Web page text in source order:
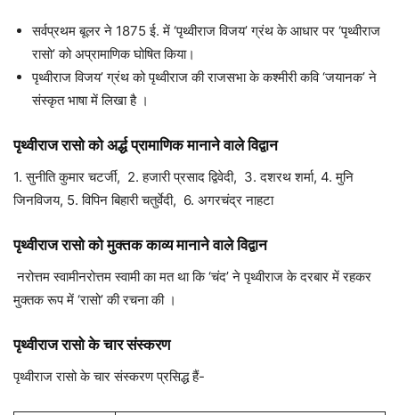
सर्वप्रथम बूलर ने 1875 ई. में ‘पृथ्वीराज विजय’ ग्रंथ के आधार पर ‘पृथ्वीराज
रासो’ को अप्रामाणिक घोषित किया।
पृथ्वीराज विजय’ ग्रंथ को पृथ्वीराज की राजसभा के कश्मीरी कवि ‘जयानक’ ने
संस्कृत भाषा में लिखा है ।
पृथ्वीराज रासो को अर्द्ध प्रामाणिक मानाने वाले विद्वान
1. सुनीति कुमार चटर्जी, 2. हजारी प्रसाद द्विवेदी, 3. दशरथ शर्मा, 4. मुनि
जिनविजय, 5. विपिन बिहारी चतुर्वेदी, 6. अगरचंद्र नाहटा
पृथ्वीराज रासो को मुक्तक काव्य मानाने वाले विद्वान
नरोत्तम स्वामीनरोत्तम स्वामी का मत था कि ‘चंद’ ने पृथ्वीराज के दरबार में रहकर
मुक्तक रूप में ‘रासो’ की रचना की ।
पृथ्वीराज रासो के चार संस्करण
पृथ्वीराज रासो के चार संस्करण प्रसिद्ध हैं-